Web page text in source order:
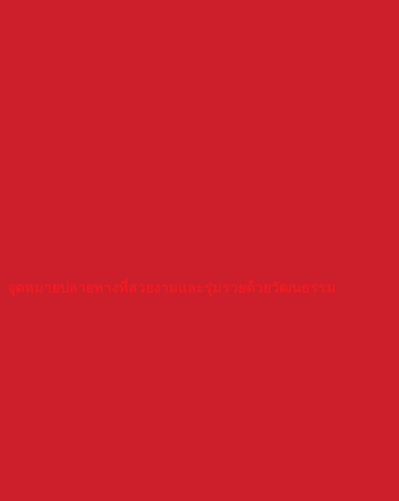
จุดหมายปลายทางที่สวยงามและรุ่มรวยด้วยวัฒนธรรม